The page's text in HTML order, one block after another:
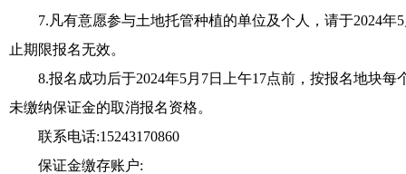
7.凡有意愿参与土地托管种植的单位及个人，请于2024年5
止期限报名无效。
8.报名成功后于2024年5月7日上午17点前，按报名地块每
未缴纳保证金的取消报名资格。
联系电话:15243170860
保证金缴存账户: